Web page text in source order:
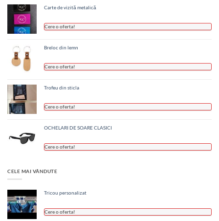
Carte de vizită metalică
Cere o oferta!
Breloc din lemn
Cere o oferta!
Trofeu din sticla
Cere o oferta!
OCHELARI DE SOARE CLASICI
Cere o oferta!
CELE MAI VÂNDUTE
Tricou personalizat
Cere o oferta!